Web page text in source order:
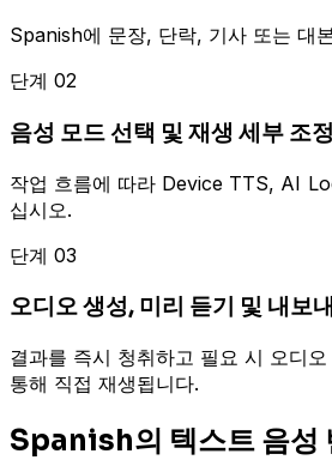
Spanish에 문장, 단락, 기사 또는 대
단계 02
음성 모드 선택 및 재생 세부 조정
작업 흐름에 따라 Device TTS, AI
십시오.
단계 03
오디오 생성, 미리 듣기 및 내보
결과를 즉시 청취하고 필요 시 오디
통해 직접 재생됩니다.
Spanish의 텍스트 음성